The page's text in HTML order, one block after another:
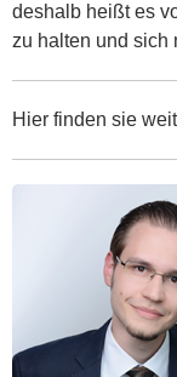
deshalb heißt es
zu halten und sich
Hier finden sie